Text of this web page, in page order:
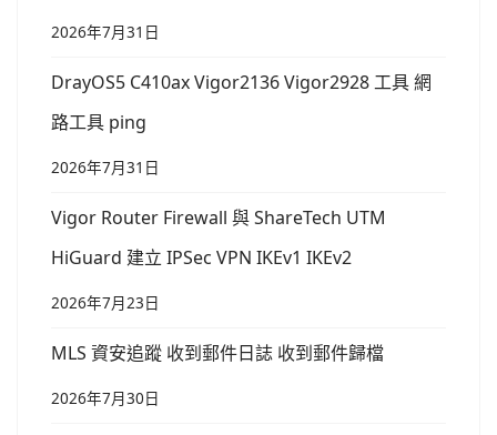
2026年7月31日
DrayOS5 C410ax Vigor2136 Vigor2928 工具 網
路工具 ping
2026年7月31日
Vigor Router Firewall 與 ShareTech UTM
HiGuard 建立 IPSec VPN IKEv1 IKEv2
2026年7月23日
MLS 資安追蹤 收到郵件日誌 收到郵件歸檔
2026年7月30日